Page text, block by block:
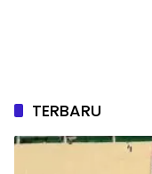
TERBARU